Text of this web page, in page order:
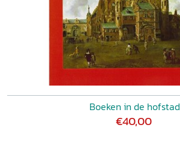
Boeken in de hofstad
€40,00